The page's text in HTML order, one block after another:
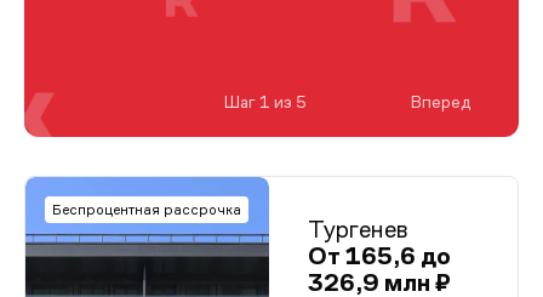
Беспроцентная рассрочка
Тургенев
От 165,6 до
326,9 млн ₽
Шаг 1 из 5 Вперед